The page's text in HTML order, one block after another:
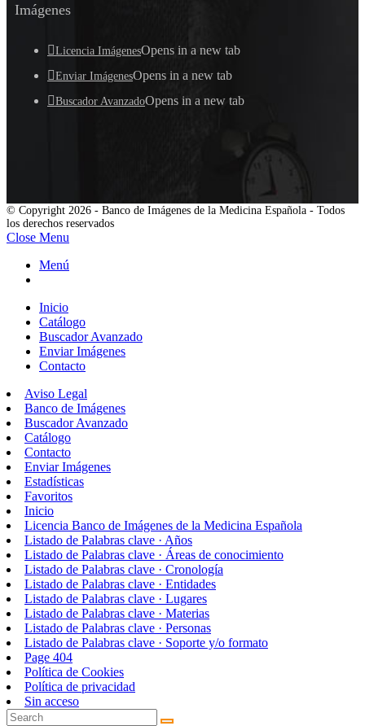
Imágenes
Licencia ImágenesOpens in a new tab
Enviar ImágenesOpens in a new tab
Buscador AvanzadoOpens in a new tab
© Copyright 2026 - Banco de Imágenes de la Medicina Española - Todos
los derechos reservados
Close Menu
Menú
Inicio
Catálogo
Buscador Avanzado
Enviar Imágenes
Contacto
Aviso Legal
Banco de Imágenes
Buscador Avanzado
Catálogo
Contacto
Enviar Imágenes
Estadísticas
Favoritos
Inicio
Licencia Banco de Imágenes de la Medicina Española
Listado de Palabras clave · Años
Listado de Palabras clave · Áreas de conocimiento
Listado de Palabras clave · Cronología
Listado de Palabras clave · Entidades
Listado de Palabras clave · Lugares
Listado de Palabras clave · Materias
Listado de Palabras clave · Personas
Listado de Palabras clave · Soporte y/o formato
Page 404
Política de Cookies
Política de privacidad
Sin acceso